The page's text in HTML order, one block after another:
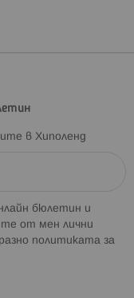
в Хиполенд
бюлетин и
от мен лични
политиката за